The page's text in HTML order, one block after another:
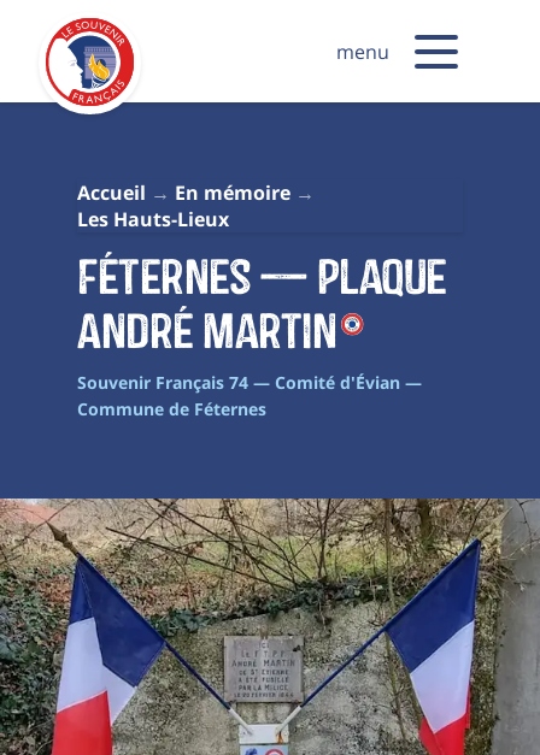
menu
Accueil
En mémoire
Les Hauts-Lieux
Féternes — Plaque
André Martin
Souvenir Français 74 — Comité d'Évian —
Commune de Féternes